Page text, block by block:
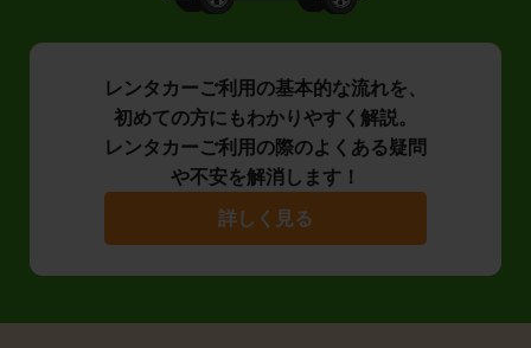
レンタカーご利用の基本的な流れを、
初めての方にもわかりやすく解説。
レンタカーご利用の際のよくある疑問
や不安を解消します！
詳しく見る